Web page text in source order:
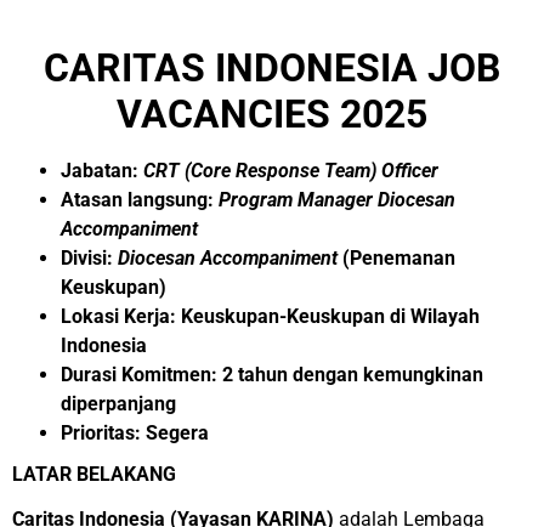
CARITAS INDONESIA JOB
VACANCIES 2025
Jabatan: CRT (Core Response Team) Officer
Atasan langsung: Program Manager Diocesan
Accompaniment
Divisi: Diocesan Accompaniment (Penemanan
Keuskupan)
Lokasi Kerja: Keuskupan-Keuskupan di Wilayah
Indonesia
Durasi Komitmen: 2 tahun dengan kemungkinan
diperpanjang
Prioritas: Segera
LATAR BELAKANG
Caritas Indonesia (Yayasan KARINA) adalah Lembaga